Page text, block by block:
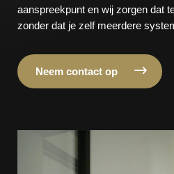
aanspreekpunt en wij zorgen dat
zonder dat je zelf meerdere
Neem contact op